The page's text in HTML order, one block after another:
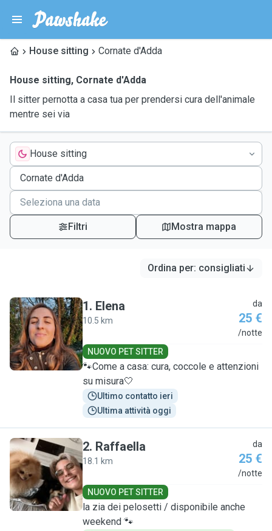
House sitting Cornate d'Adda
House sitting, Cornate d'Adda
Il sitter pernotta a casa tua per prendersi cura dell'animale
mentre sei via
House sitting
Filtri Mostra mappa
Ordina per: consigliati
E
1. Elena
10.5 km
da
25 €
/notte
NUOVO PET SITTER
🐾Come a casa: cura, coccole e attenzioni
su misura🤍
Ultimo contatto ieri
Ultima attività oggi
R
2. Raffaella
18.1 km
da
25 €
/notte
NUOVO PET SITTER
la zia dei pelosetti / disponibile anche
weekend 🐾